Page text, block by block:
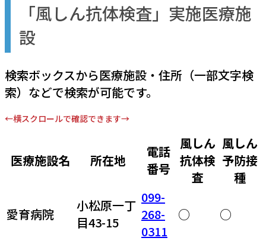
「風しん抗体検査」実施医療施
設
検索ボックスから医療施設・住所（一部文字検
索）などで検索が可能です。
←横スクロールで確認できます→
医療施設名 所在地
電話
番号
風しん
抗体検
査
風しん
予防接
種
愛育病院
小松原一丁
目43-15
099-
268-
0311
○ ○